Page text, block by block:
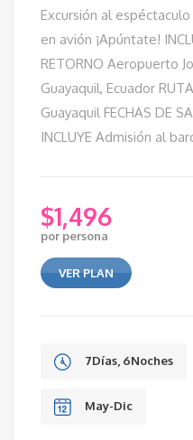
Excursión al
en avión ¡Apúntate!
RETORNO Aeropuerto
Guayaquil, Ecuador
Guayaquil FECHAS DE
INCLUYE Admisión al
$1,496
por persona
VER PLAN
7Días, 6Noches
May-Dic